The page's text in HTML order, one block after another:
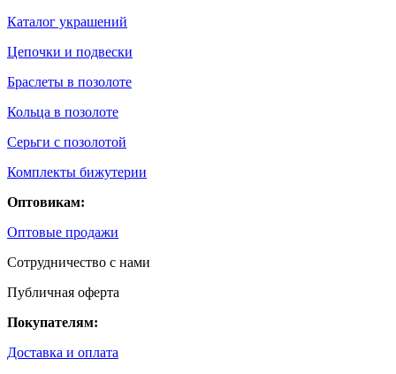
Каталог украшений
Цепочки и подвески
Браслеты в позолоте
Кольца в позолоте
Серьги с позолотой
Комплекты бижутерии
Оптовикам:
Оптовые продажи
Сотрудничество с нами
Публичная оферта
Покупателям:
Доставка и оплата